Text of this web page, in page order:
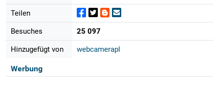
Teilen
Besuches 25 097
Hinzugefügt von webcamerapl
Werbung